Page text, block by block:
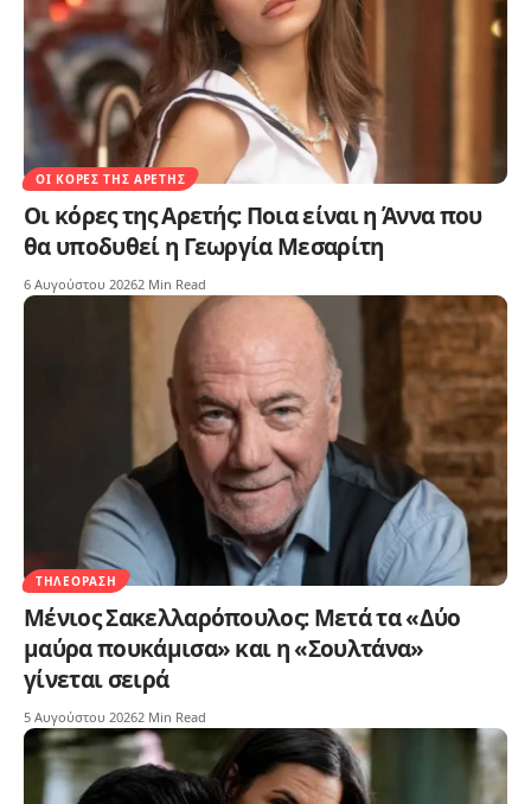
ΟΙ ΚΌΡΕΣ ΤΗΣ ΑΡΕΤΉΣ
Οι κόρες της Αρετής: Ποια είναι η Άννα που
θα υποδυθεί η Γεωργία Μεσαρίτη
6 Αυγούστου 20262 Min Read
ΤΗΛΕΌΡΑΣΗ
Μένιος Σακελλαρόπουλος: Μετά τα «Δύο
μαύρα πουκάμισα» και η «Σουλτάνα»
γίνεται σειρά
5 Αυγούστου 20262 Min Read